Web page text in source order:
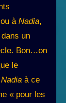
à Nadia,
un
Bon…on
le
Nadia à ce
« pour les